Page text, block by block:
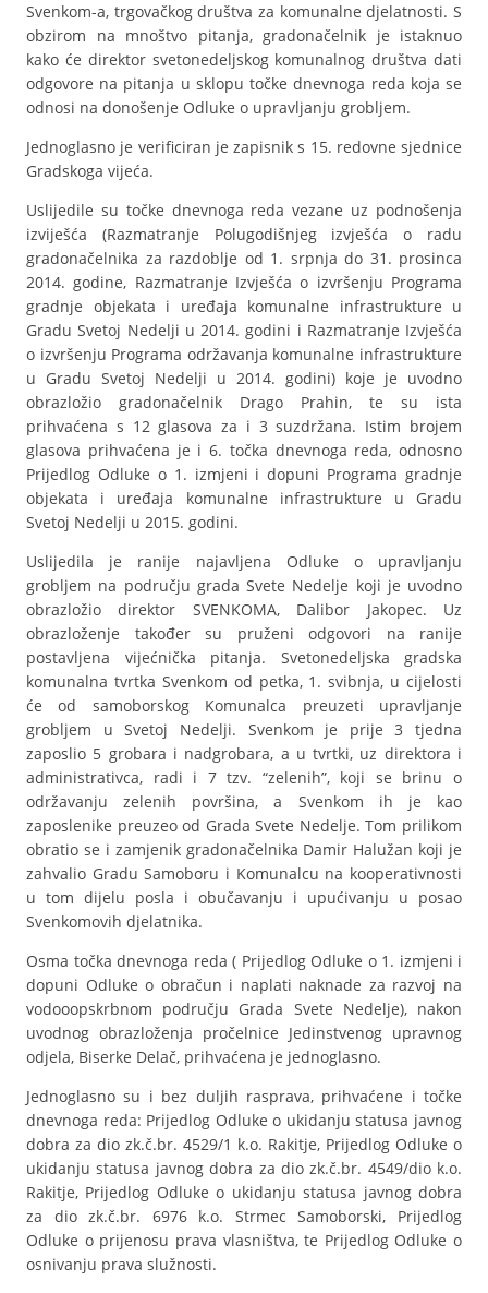
Svenkom-a, trgovačkog društva za komunalne djelatnosti. S
obzirom na mnoštvo pitanja, gradonačelnik je istaknuo
kako će direktor svetonedeljskog komunalnog društva dati
odgovore na pitanja u sklopu točke dnevnoga reda koja se
odnosi na donošenje Odluke o upravljanju grobljem.
Jednoglasno je verificiran je zapisnik s 15. redovne sjednice
Gradskoga vijeća.
Uslijedile su točke dnevnoga reda vezane uz podnošenja
izviješća (Razmatranje Polugodišnjeg izvješća o radu
gradonačelnika za razdoblje od 1. srpnja do 31. prosinca
2014. godine, Razmatranje Izvješća o izvršenju Programa
gradnje objekata i uređaja komunalne infrastrukture u
Gradu Svetoj Nedelji u 2014. godini i Razmatranje Izvješća
o izvršenju Programa održavanja komunalne infrastrukture
u Gradu Svetoj Nedelji u 2014. godini) koje je uvodno
obrazložio gradonačelnik Drago Prahin, te su ista
prihvaćena s 12 glasova za i 3 suzdržana. Istim brojem
glasova prihvaćena je i 6. točka dnevnoga reda, odnosno
Prijedlog Odluke o 1. izmjeni i dopuni Programa gradnje
objekata i uređaja komunalne infrastrukture u Gradu
Svetoj Nedelji u 2015. godini.
Uslijedila je ranije najavljena Odluke o upravljanju
grobljem na području grada Svete Nedelje koji je uvodno
obrazložio direktor SVENKOMA, Dalibor Jakopec. Uz
obrazloženje također su pruženi odgovori na ranije
postavljena vijećnička pitanja. Svetonedeljska gradska
komunalna tvrtka Svenkom od petka, 1. svibnja, u cijelosti
će od samoborskog Komunalca preuzeti upravljanje
grobljem u Svetoj Nedelji. Svenkom je prije 3 tjedna
zaposlio 5 grobara i nadgrobara, a u tvrtki, uz direktora i
administrativca, radi i 7 tzv. “zelenih”, koji se brinu o
održavanju zelenih površina, a Svenkom ih je kao
zaposlenike preuzeo od Grada Svete Nedelje. Tom prilikom
obratio se i zamjenik gradonačelnika Damir Halužan koji je
zahvalio Gradu Samoboru i Komunalcu na kooperativnosti
u tom dijelu posla i obučavanju i upućivanju u posao
Svenkomovih djelatnika.
Osma točka dnevnoga reda ( Prijedlog Odluke o 1. izmjeni i
dopuni Odluke o obračun i naplati naknade za razvoj na
vodooopskrbnom području Grada Svete Nedelje), nakon
uvodnog obrazloženja pročelnice Jedinstvenog upravnog
odjela, Biserke Delač, prihvaćena je jednoglasno.
Jednoglasno su i bez duljih rasprava, prihvaćene i točke
dnevnoga reda: Prijedlog Odluke o ukidanju statusa javnog
dobra za dio zk.č.br. 4529/1 k.o. Rakitje, Prijedlog Odluke o
ukidanju statusa javnog dobra za dio zk.č.br. 4549/dio k.o.
Rakitje, Prijedlog Odluke o ukidanju statusa javnog dobra
za dio zk.č.br. 6976 k.o. Strmec Samoborski, Prijedlog
Odluke o prijenosu prava vlasništva, te Prijedlog Odluke o
osnivanju prava služnosti.